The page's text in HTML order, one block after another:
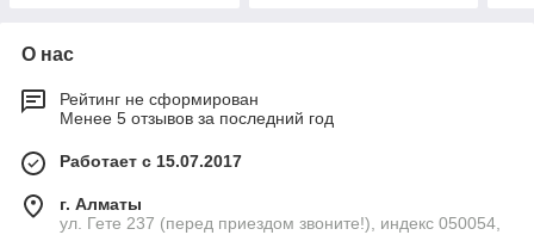
О нас
Рейтинг не сформирован
Менее 5 отзывов за последний год
Работает с 15.07.2017
г. Алматы
ул. Гете 237 (перед приездом звоните!), индекс 050054,